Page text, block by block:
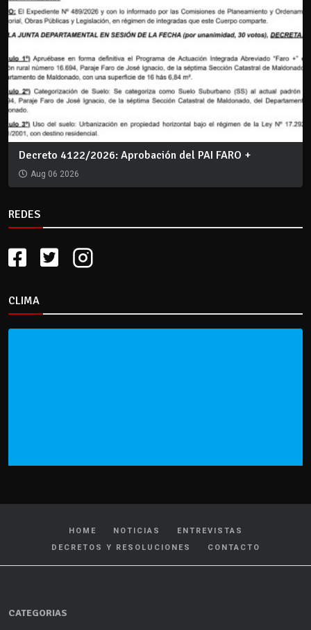
Decreto 4122/2026: Aprobación del PAI FARO +
Aug 06 2026
REDES
CLIMA
HOME NOTICIAS
ENTREVISTAS
DECRETOS Y RESOLUCIONES
CONTACTO
CATEGORIAS